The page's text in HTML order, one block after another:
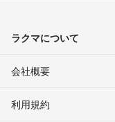
ラクマについて
会社概要
利用規約